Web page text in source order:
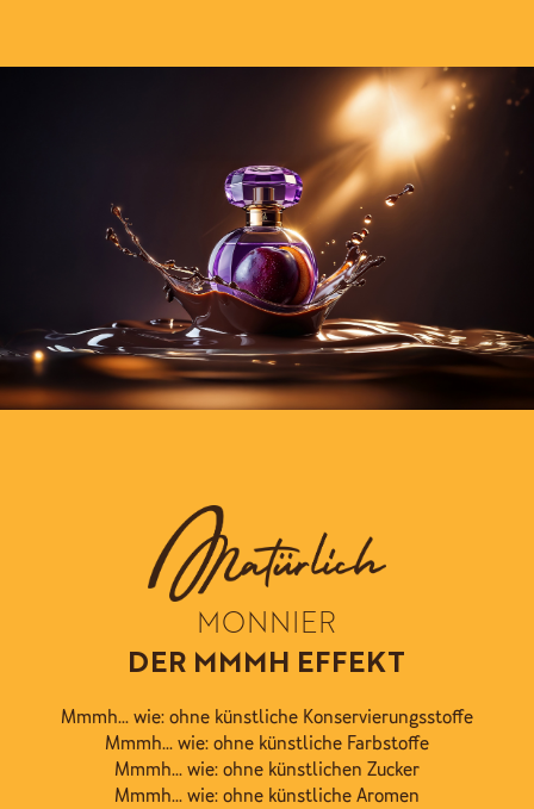
MONNIER
DER MMMH EFFEKT
Mmmh... wie: ohne künstliche Konservierungsstoffe
Mmmh...wie: ohne künstliche Farbstoffe
Mmmh...wie: ohne künstlichen Zucker
Mmmh...wie: ohne künstliche Aromen